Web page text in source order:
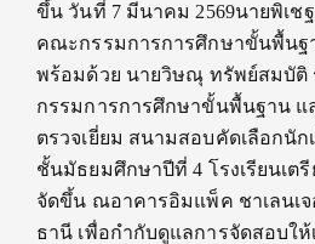
ขึ้น วันที่ 7 มีนาคม 2569นายพิเช
คณะกรรมการการศึกษาขั้นพื้นฐ
พร้อมด้วย นายวิษณุ ทรัพย์สมบัติ
กรรมการการศึกษาขั้นพื้นฐาน
ตรวจเยี่ยม สนามสอบคัดเลือกนัก
ชั้นมัธยมศึกษาปีที่ 4 โรงเรียนเต
จัดขึ้น ณอาคารอิมแพ็ค ชาเลนเจ
ธานี เพื่อกำกับดูแลการจัดสอบใ